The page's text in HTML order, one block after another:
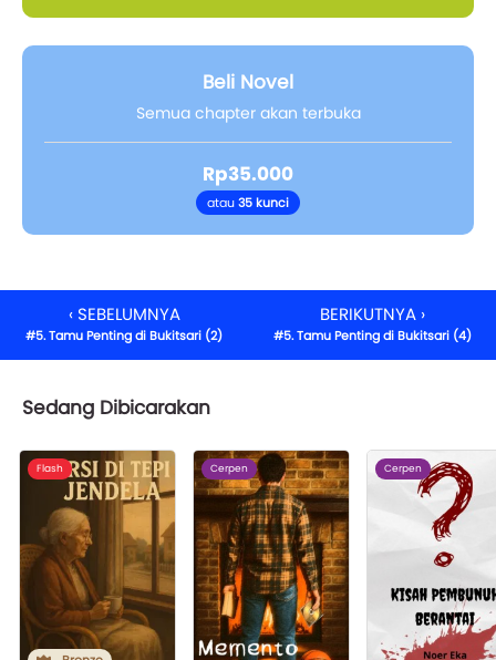
Beli Novel
Semua chapter akan terbuka
Rp35.000
atau35 kunci
‹ SEBELUMNYA
#5. Tamu Penting di Bukitsari (2)
BERIKUTNYA ›
#5. Tamu Penting di Bukitsari (4)
Sedang Dibicarakan
Flash Cerpen Cerpen